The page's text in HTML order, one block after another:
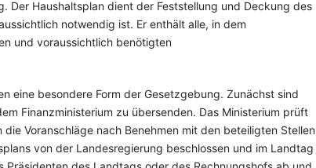
Der Haushaltsplan dient der Feststellung und Deckung des
notwendig ist. Er enthält alle, in dem
und voraussichtlich benötigten
eine besondere Form der Gesetzgebung. Zunächst sind
Finanzministerium zu übersenden. Das Ministerium prüft
Voranschläge nach Benehmen mit den beteiligten Stellen
von der Landesregierung beschlossen und im Landtag